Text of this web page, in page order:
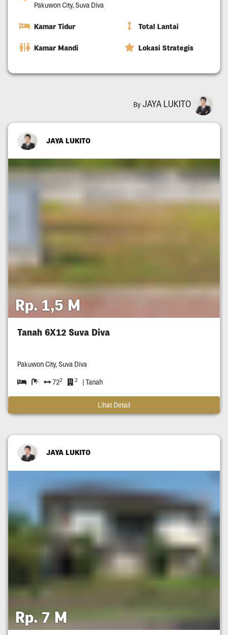
Pakuwon City, Suva Diva
Kamar Tidur Total Lantai
Kamar Mandi Lokasi Strategis
By JAYA LUKITO
JAYA LUKITO
Rp. 1,5 M
Tanah 6X12 Suva Diva
Pakuwon City, Suva Diva
722 2 | Tanah
Lihat Detail
JAYA LUKITO
Rp. 7 M